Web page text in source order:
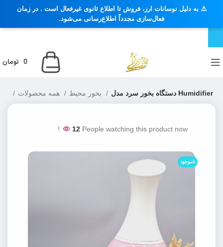
0 تومان
همه محصولات دستگاه بخور سرد مدل Humidifier
12 People watching this product now!
ناموجود
⚠️ به دلیل نوسانات ارز، فروش تا اطلاع ثانوی غیرفعال است . در زمان
فعال‌سازی مجدداً اطلاع‌رسانی می‌شود.